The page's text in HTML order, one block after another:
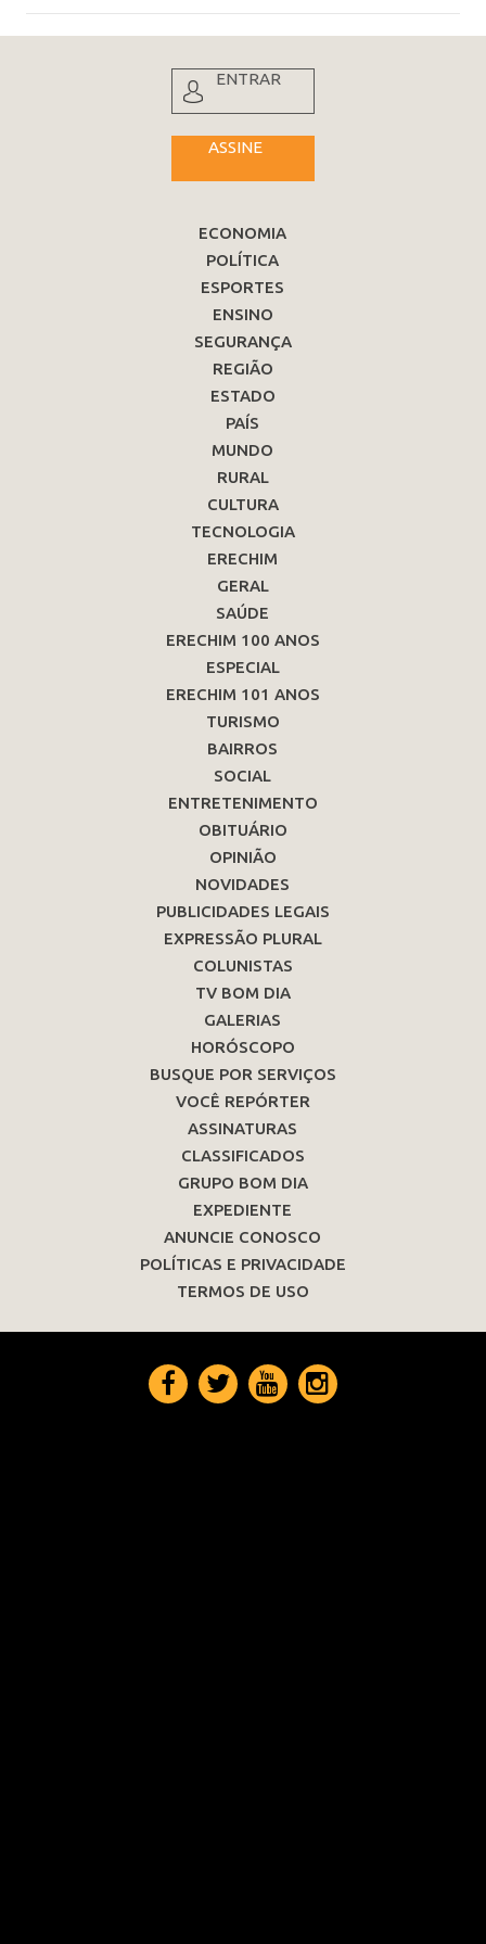
ENTRAR
ASSINE
ECONOMIA
POLÍTICA
ESPORTES
ENSINO
SEGURANÇA
REGIÃO
ESTADO
PAÍS
MUNDO
RURAL
CULTURA
TECNOLOGIA
ERECHIM
GERAL
SAÚDE
ERECHIM 100 ANOS
ESPECIAL
ERECHIM 101 ANOS
TURISMO
BAIRROS
SOCIAL
ENTRETENIMENTO
OBITUÁRIO
OPINIÃO
NOVIDADES
PUBLICIDADES LEGAIS
EXPRESSÃO PLURAL
COLUNISTAS
TV BOM DIA
GALERIAS
HORÓSCOPO
BUSQUE POR SERVIÇOS
VOCÊ REPÓRTER
ASSINATURAS
CLASSIFICADOS
GRUPO BOM DIA
EXPEDIENTE
ANUNCIE CONOSCO
POLÍTICAS E PRIVACIDADE
TERMOS DE USO